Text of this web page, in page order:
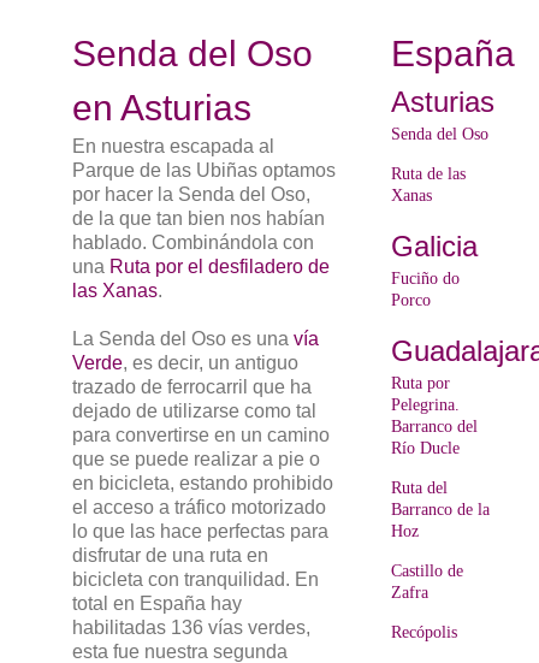
Senda del Oso
en Asturias
En nuestra escapada al
Parque de las Ubiñas optamos
por hacer la Senda del Oso,
de la que tan bien nos habían
hablado. Combinándola con
una Ruta por el desfiladero de
las Xanas.
La Senda del Oso es una vía
Verde, es decir, un antiguo
trazado de ferrocarril que ha
dejado de utilizarse como tal
para convertirse en un camino
que se puede realizar a pie o
en bicicleta, estando prohibido
el acceso a tráfico motorizado
lo que las hace perfectas para
disfrutar de una ruta en
bicicleta con tranquilidad. En
total en España hay
habilitadas 136 vías verdes,
esta fue nuestra segunda
España
Asturias
Senda del Oso
Ruta de las
Xanas
Galicia
Fuciño do
Porco
Ruta por
Pelegrina.
Barranco del
Río Ducle
Ruta del
Barranco de la
Hoz
Castillo de
Zafra
Recópolis